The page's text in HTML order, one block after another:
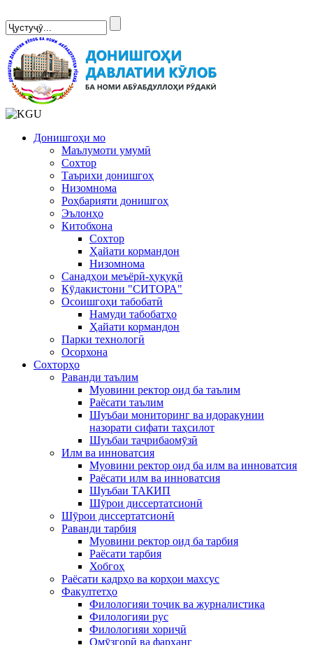
Донишгоҳи мо
Маълумоти умумӣ
Сохтор
Таърихи донишгоҳ
Низомнома
Роҳбарияти донишгоҳ
Эълонҳо
Китобхона
Сохтор
Ҳайати кормандон
Низомнома
Санадҳои меъёрӣ-ҳуқуқӣ
Кӯдакистони "СИТОРА"
Осоишгоҳи табобатӣ
Намуди табобатҳо
Ҳайати кормандон
Парки технологӣ
Осорхона
Сохторҳо
Раванди таълим
Муовини ректор оид ба таълим
Раёсати таълим
Шуъбаи мониторинг ва идоракунии
назорати сифати таҳсилот
Шуъбаи таҷрибаомӯзӣ
Илм ва инноватсия
Муовини ректор оид ба илм ва инноватсия
Раёсати илм ва инноватсия
Шуъбаи ТАКИП
Шӯрои диссертатсионӣ
Шӯрои диссертатсионӣ
Раванди тарбия
Муовини ректор оид ба тарбия
Раёсати тарбия
Хобгоҳ
Раёсати кадрҳо ва корҳои махсус
Факултетҳо
Филологияи тоҷик ва журналистика
Филологияи рус
Филологияи хориҷӣ
Омӯзгорӣ ва фарҳанг